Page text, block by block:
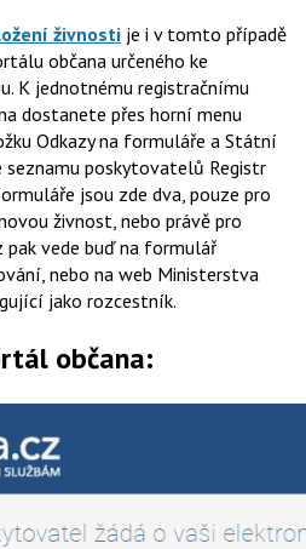
živnostije i v tomto případě
občana určeného ke
K jednotnému registračnímu
dostanete přes horní menu
Odkazy na formuláře a Státní
poskytovatelů Registr
jsou zde dva, pouze pro
živnost, nebo právě pro
pak vede buď na formulář
nebo na web Ministerstva
jako rozcestník.
občana: